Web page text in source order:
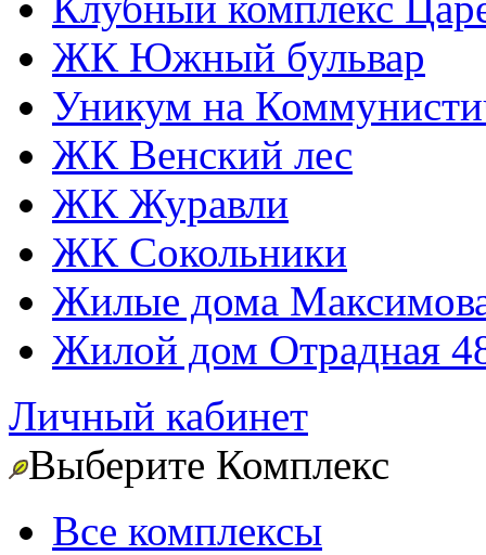
ЖК Южный бульвар
Уникум на
ЖК Венский лес
ЖК Журавли
ЖК Сокольники
Жилые дома
Жилой дом Отрадная
Личный кабинет
Выберите Комплекс
Все комплексы